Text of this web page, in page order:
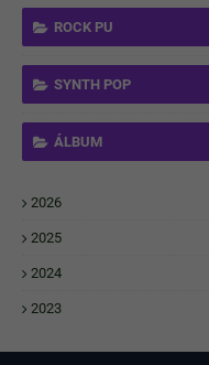
ROCK PU
SYNTH POP
ÁLBUM
2026
2025
2024
2023